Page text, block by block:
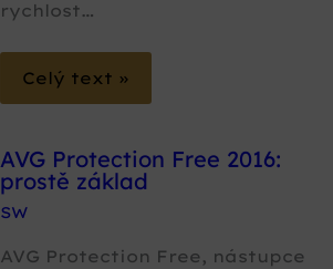
rychlost…
Celý text »
AVG Protection Free 2016:
prostě základ
SW
AVG Protection Free, nástupce